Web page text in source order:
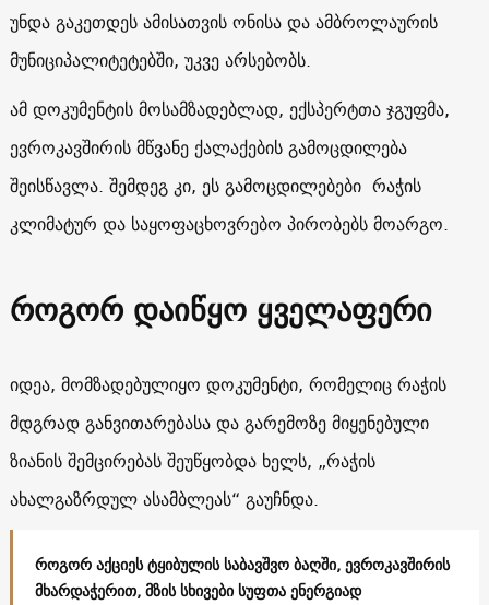
უნდა გაკეთდეს ამისათვის ონისა და ამბროლაურის
მუნიციპალიტეტებში, უკვე არსებობს.
ამ დოკუმენტის მოსამზადებლად, ექსპერტთა ჯგუფმა,
ევროკავშირის მწვანე ქალაქების გამოცდილება
შეისწავლა. შემდეგ კი, ეს გამოცდილებები რაჭის
კლიმატურ და საყოფაცხოვრებო პირობებს მოარგო.
როგორ დაიწყო ყველაფერი
იდეა, მომზადებულიყო დოკუმენტი, რომელიც რაჭის
მდგრად განვითარებასა და გარემოზე მიყენებული
ზიანის შემცირებას შეუწყობდა ხელს, „რაჭის
ახალგაზრდულ ასამბლეას“ გაუჩნდა.
როგორ აქციეს ტყიბულის საბავშვო ბაღში, ევროკავშირის
მხარდაჭერით, მზის სხივები სუფთა ენერგიად